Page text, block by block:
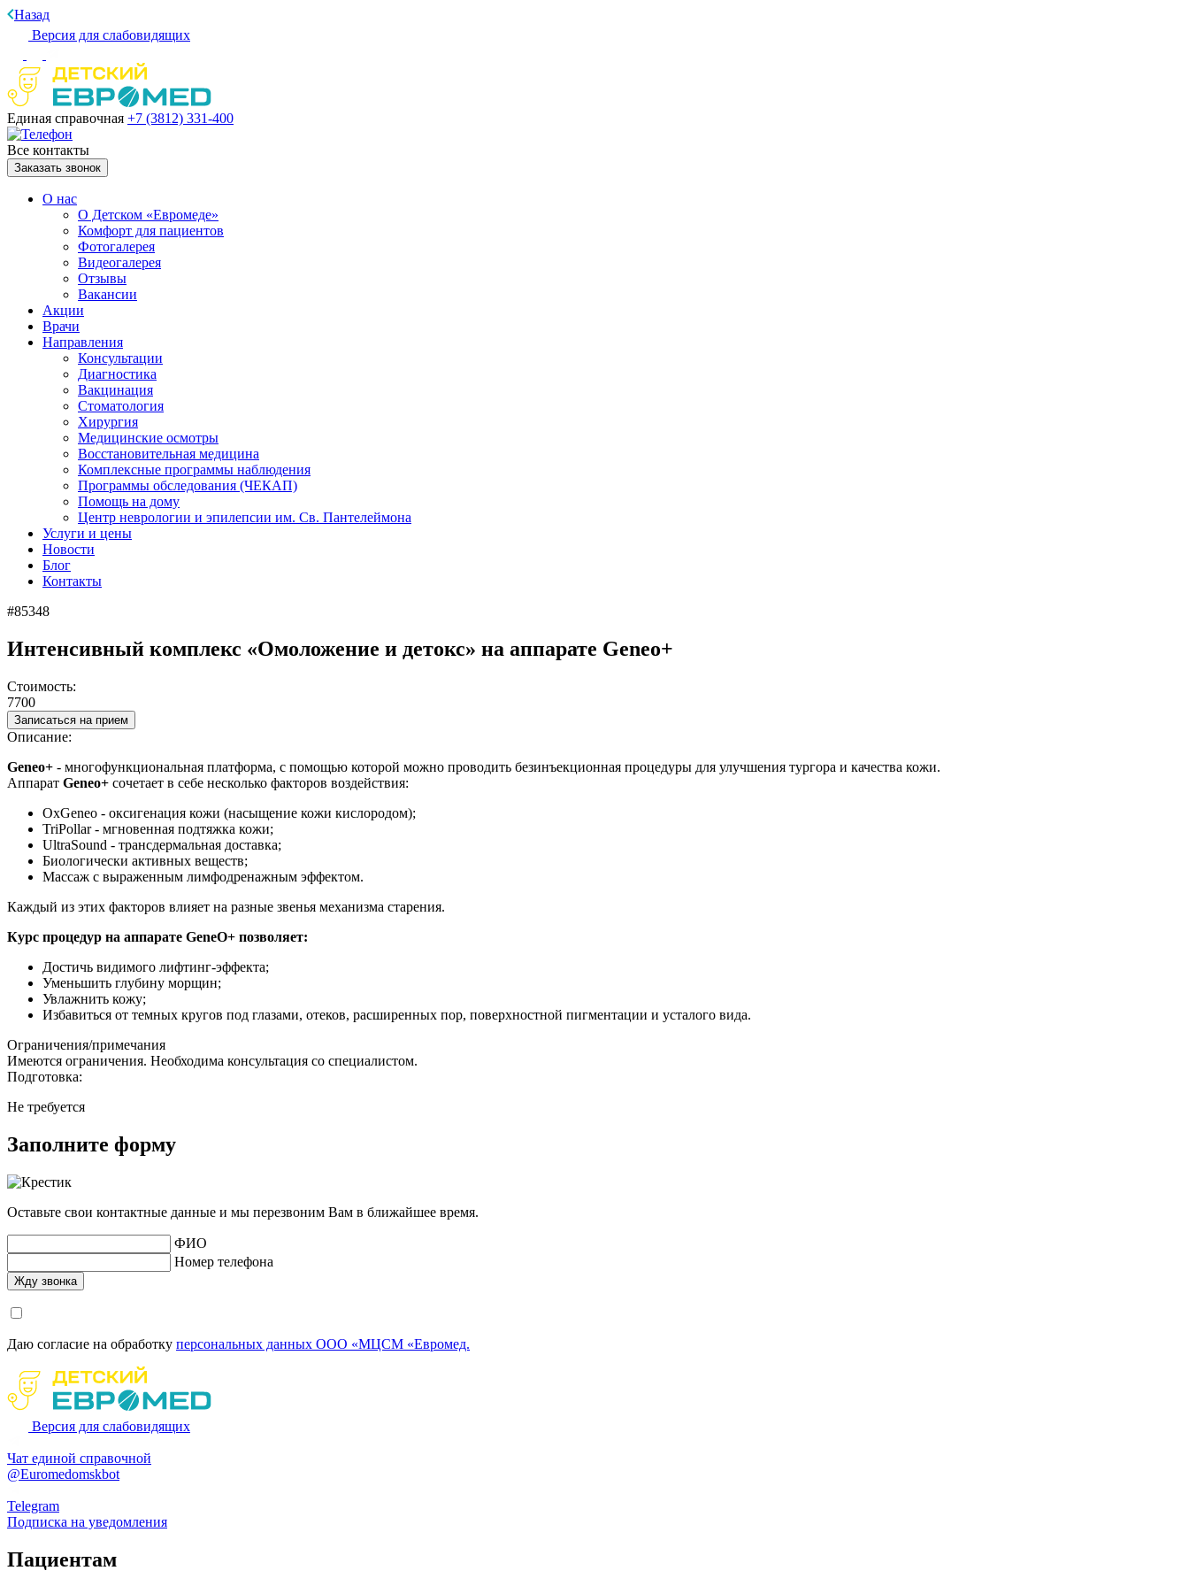
Назад
Версия для слабовидящих
Единая справочная +7 (3812) 331-400
Все контакты
Заказать звонок
О нас
О Детском «Евромеде»
Комфорт для пациентов
Фотогалерея
Видеогалерея
Отзывы
Вакансии
Акции
Врачи
Направления
Консультации
Диагностика
Вакцинация
Стоматология
Хирургия
Медицинские осмотры
Восстановительная медицина
Комплексные программы наблюдения
Программы обследования (ЧЕКАП)
Помощь на дому
Центр неврологии и эпилепсии им. Св. Пантелеймона
Услуги и цены
Новости
Блог
Контакты
#85348
Интенсивный комплекс «Омоложение и детокс» на аппарате Geneo+
Стоимость:
7700
Записаться на прием
Описание:
Geneo+ - многофункциональная платформа, с помощью которой можно проводить безинъекционная процедуры для улучшения тургора и качества кожи.
Аппарат Geneo+ сочетает в себе несколько факторов воздействия:
OxGeneo - оксигенация кожи (насыщение кожи кислородом);
TriPollar - мгновенная подтяжка кожи;
UltraSound - трансдермальная доставка;
Биологически активных веществ;
Массаж с выраженным лимфодренажным эффектом.
Каждый из этих факторов влияет на разные звенья механизма старения.
Курс процедур на аппарате GeneO+ позволяет:
Достичь видимого лифтинг-эффекта;
Уменьшить глубину морщин;
Увлажнить кожу;
Избавиться от темных кругов под глазами, отеков, расширенных пор, поверхностной пигментации и усталого вида.
Ограничения/примечания
Имеются ограничения. Необходима консультация со специалистом.
Подготовка:
Не требуется
Заполните форму
Оставьте свои контактные данные и мы перезвоним Вам в ближайшее время.
ФИО
Номер телефона
Даю согласие на обработку персональных данных ООО «МЦСМ «Евромед.
Версия для слабовидящих
Чат единой справочной
@Euromedomskbot
Telegram
Подписка на уведомления
Пациентам